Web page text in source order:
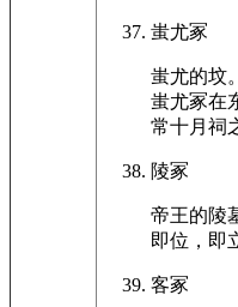
蚩尤冢
蚩尤的坟
蚩尤冢在
常十月祠
陵冢
帝王的陵
即位，即
客冢